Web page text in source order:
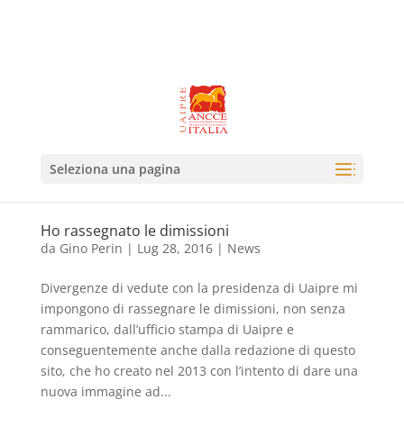
Seleziona una pagina
Ho rassegnato le dimissioni
da Gino Perin | Lug 28, 2016| News
Divergenze di vedute con la presidenza di Uaipre mi
impongono di rassegnare le dimissioni, non senza
rammarico, dall’ufficio stampa di Uaipre e
conseguentemente anche dalla redazione di questo
sito, che ho creato nel 2013 con l’intento di dare una
nuova immagine ad...